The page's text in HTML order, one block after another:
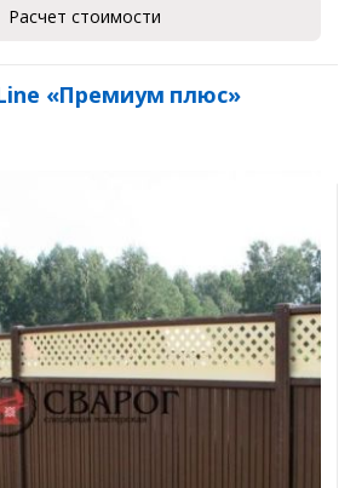
Расчет стоимости
«Премиум плюс»